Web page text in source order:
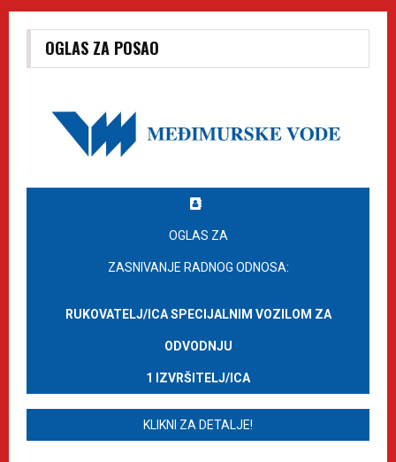
OGLAS ZA POSAO
OGLAS ZA
ZASNIVANJE RADNOG ODNOSA:
RUKOVATELJ/ICA SPECIJALNIM VOZILOM ZA
ODVODNJU
1 IZVRŠITELJ/ICA
KLIKNI ZA DETALJE!